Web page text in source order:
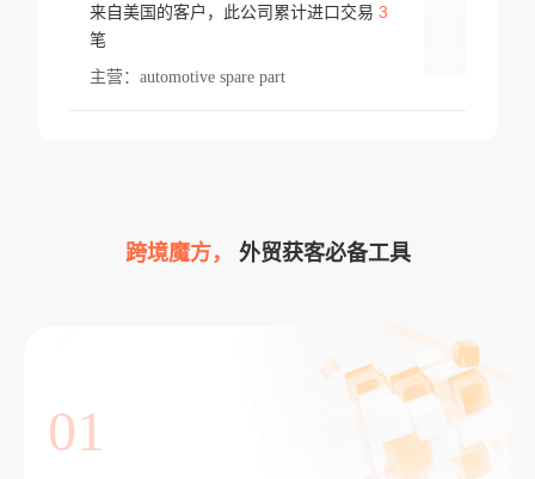
来自美国的客户，此公司累计进口交易 3
笔
主营： automotive spare part
跨境魔方， 外贸获客必备工具
01